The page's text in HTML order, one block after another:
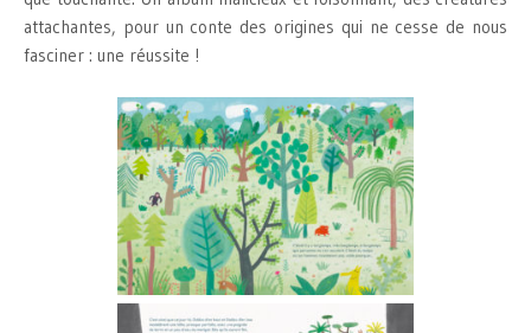
attachantes, pour un conte des origines qui ne cesse de nous
fasciner : une réussite !